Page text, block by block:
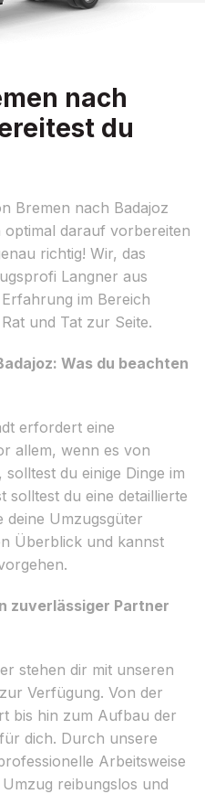
nach
du
Bremen nach Badajoz
darauf vorbereiten
richtig! Wir, das
Langner aus
im Bereich
und Tat zur Seite.
Was du beachten
erfordert eine
allem, wenn es von
du einige Dinge im
solltest du eine detaillierte
deine Umzugsgüter
Überblick und kannst
zuverlässiger Partner
stehen dir mit unseren
Verfügung. Von der
bis hin zum Aufbau der
dich. Durch unsere
Arbeitsweise
reibungslos und